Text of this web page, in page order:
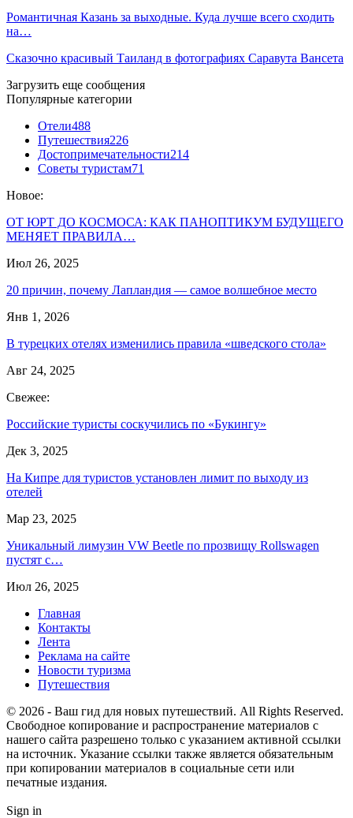
Романтичная Казань за выходные. Куда лучше всего сходить
на…
Сказочно красивый Таиланд в фотографиях Саравута Вансета
Загрузить еще сообщения
Популярные категории
Отели488
Путешествия226
Достопримечательности214
Советы туристам71
Новое:
ОТ ЮРТ ДО КОСМОСА: КАК ПАНОПТИКУМ БУДУЩЕГО
МЕНЯЕТ ПРАВИЛА…
Июл 26, 2025
20 причин, почему Лапландия — самое волшебное место
Янв 1, 2026
В турецких отелях изменились правила «шведского стола»
Авг 24, 2025
Свежее:
Российские туристы соскучились по «Букингу»
Дек 3, 2025
На Кипре для туристов установлен лимит по выходу из
отелей
Мар 23, 2025
Уникальный лимузин VW Beetle по прозвищу Rollswagen
пустят с…
Июл 26, 2025
Главная
Контакты
Лента
Реклама на сайте
Новости туризма
Путешествия
© 2026 - Ваш гид для новых путешествий. All Rights Reserved.
Свободное копирование и распространение материалов с
нашего сайта разрешено только с указанием активной ссылки
на источник. Указание ссылки также является обязательным
при копировании материалов в социальные сети или
печатные издания.
Sign in